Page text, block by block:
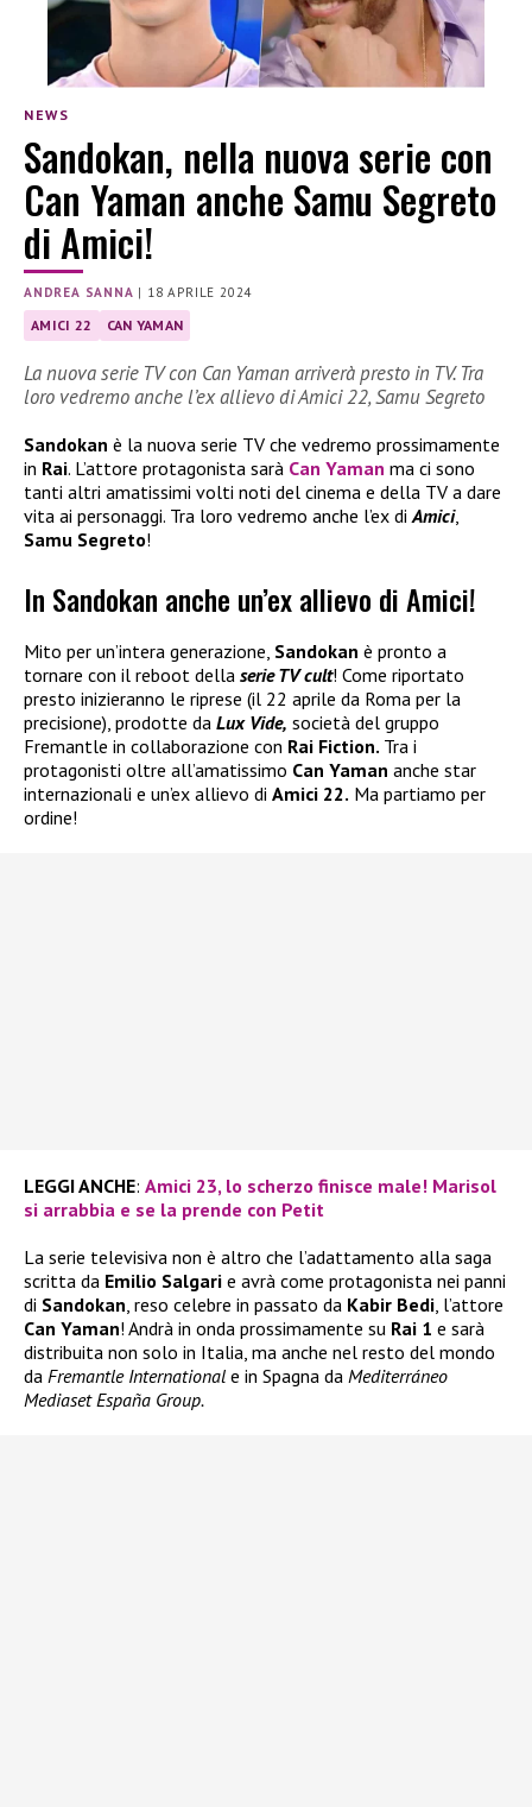
NEWS
Sandokan, nella nuova serie con
Can Yaman anche Samu Segreto
di Amici!
ANDREA SANNA | 18 APRILE 2024
AMICI 22 CAN YAMAN
La nuova serie TV con Can Yaman arriverà presto in TV. Tra
loro vedremo anche l’ex allievo di Amici 22, Samu Segreto
Sandokan è la nuova serie TV che vedremo prossimamente
in Rai. L’attore protagonista sarà Can Yaman ma ci sono
tanti altri amatissimi volti noti del cinema e della TV a dare
vita ai personaggi. Tra loro vedremo anche l’ex di Amici,
Samu Segreto!
In Sandokan anche un’ex allievo di Amici!
Mito per un’intera generazione, Sandokan è pronto a
tornare con il reboot della serie TV cult! Come riportato
presto inizieranno le riprese (il 22 aprile da Roma per la
precisione), prodotte da Lux Vide, società del gruppo
Fremantle in collaborazione con Rai Fiction. Tra i
protagonisti oltre all’amatissimo Can Yaman anche star
internazionali e un’ex allievo di Amici 22. Ma partiamo per
ordine!
LEGGI ANCHE: Amici 23, lo scherzo finisce male! Marisol
si arrabbia e se la prende con Petit
La serie televisiva non è altro che l’adattamento alla saga
scritta da Emilio Salgari e avrà come protagonista nei panni
di Sandokan, reso celebre in passato da Kabir Bedi, l’attore
Can Yaman! Andrà in onda prossimamente su Rai 1 e sarà
distribuita non solo in Italia, ma anche nel resto del mondo
da Fremantle International e in Spagna da Mediterráneo
Mediaset España Group.